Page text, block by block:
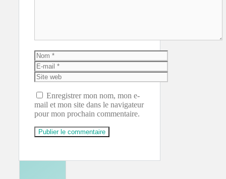
Nom
E-
mail
Site
web
Enregistrer mon nom, mon e-
mail et mon site dans le navigateur
pour mon prochain commentaire.